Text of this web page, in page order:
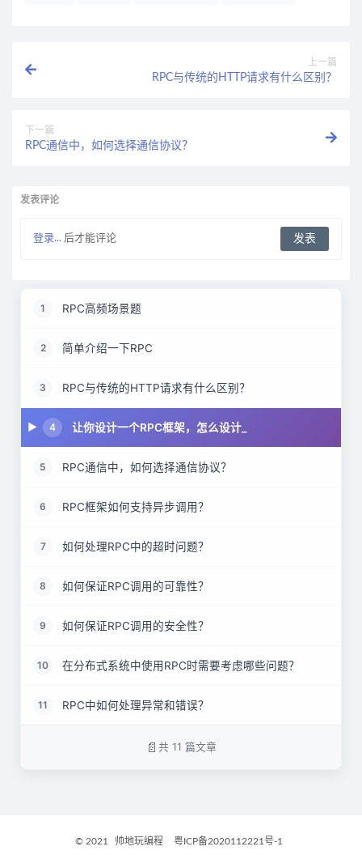
上一篇
RPC与传统的HTTP请求有什么区别？
下一篇
RPC通信中，如何选择通信协议？
发表评论
登录... 后才能评论
1 RPC高频场景题
2 简单介绍一下RPC
3 RPC与传统的HTTP请求有什么区别？
4 让你设计一个RPC框架，怎么设计_
5 RPC通信中，如何选择通信协议？
6 RPC框架如何支持异步调用？
7 如何处理RPC中的超时问题？
8 如何保证RPC调用的可靠性？
9 如何保证RPC调用的安全性？
10 在分布式系统中使用RPC时需要考虑哪些问题？
11 RPC中如何处理异常和错误？
共 11 篇文章
© 2021 帅地玩编程 粤ICP备2020112221号-1